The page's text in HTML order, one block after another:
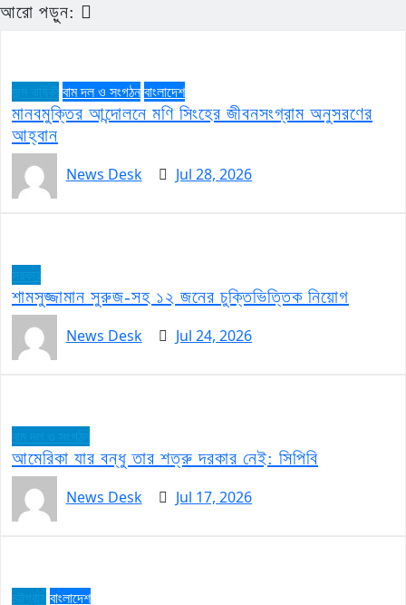
আরো পড়ুন:
বাম দল ও সংগঠনবাংলাদেশ
মানবমুক্তির আন্দোলনে মণি সিংহের জীবনসংগ্রাম অনুসরণের
আহ্বান
News Desk
Jul 28, 2026
শামসুজ্জামান সুরুজ-সহ ১২ জনের চুক্তিভিত্তিক নিয়োগ
News Desk
Jul 24, 2026
আমেরিকা যার বন্ধু তার শত্রু দরকার নেই: সিপিবি
News Desk
Jul 17, 2026
বাংলাদেশ